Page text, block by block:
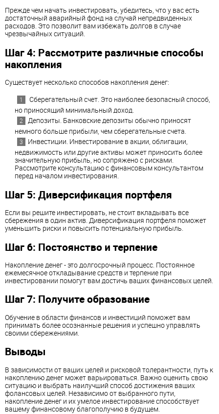
Прежде чем начать инвестировать, убедитесь, что у вас есть
достаточный аварийный фонд на случай непредвиденных
расходов. Это позволит вам избежать долгов в случае
чрезвычайных ситуаций.
Шаг 4: Рассмотрите различные способы
накопления
Существует несколько способов накопления денег:
Сберегательный счет. Это наиболее безопасный способ,
но приносящий минимальный доход.
Депозиты. Банковские депозиты обычно приносят
немного больше прибыли, чем сберегательные счета.
Инвестиции. Инвестирование в акции, облигации,
недвижимость или другие активы может приносить более
значительную прибыль, но сопряжено с рисками.
Рассмотрите консультацию с финансовым консультантом
перед началом инвестирования.
Шаг 5: Диверсификация портфеля
Если вы решите инвестировать, не стоит вкладывать все
сбережения в один актив. Диверсификация портфеля поможет
уменьшить риски и повысить потенциальную прибыль.
Шаг 6: Постоянство и терпение
Накопление денег - это долгосрочный процесс. Постоянное
ежемесячное откладывание средств и терпение при
инвестировании помогут вам достичь ваших финансовых целей.
Шаг 7: Получите образование
Обучение в области финансов и инвестиций поможет вам
принимать более осознанные решения и успешно управлять
своими сбережениями.
Выводы
В зависимости от ваших целей и рисковой толерантности, путь к
накоплению денег может варьироваться. Важно оценить свою
ситуацию и выбрать наилучший способ достижения ваших
фолансовых целей. Независимо от выбранного пути,
накопление денег и их умелое инвестирование способствует
вашему финансовому благополучию в будущем.